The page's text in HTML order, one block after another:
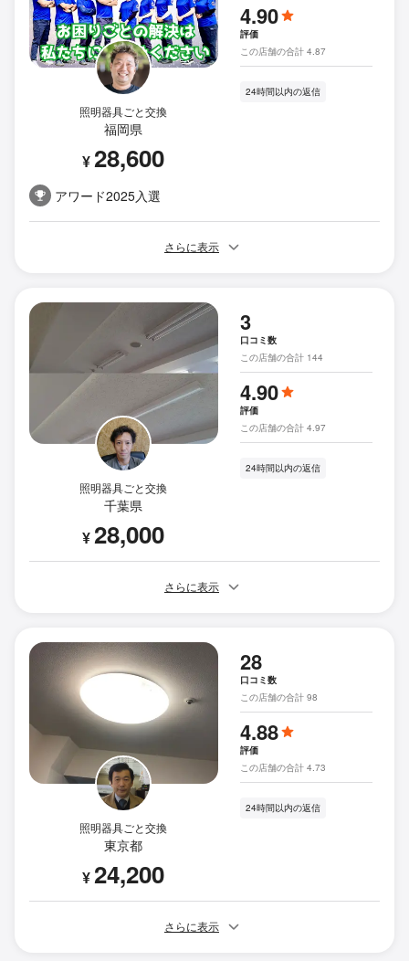
照明器具ごと交換
福岡県
¥28,600
アワード2025入選
4.90
評価
この店舗の合計 4.87
24時間以内の返信
さらに表示
照明器具ごと交換
千葉県
¥28,000
3
口コミ数
この店舗の合計 144
4.90
評価
この店舗の合計 4.97
24時間以内の返信
さらに表示
照明器具ごと交換
東京都
¥24,200
28
口コミ数
この店舗の合計 98
4.88
評価
この店舗の合計 4.73
24時間以内の返信
さらに表示